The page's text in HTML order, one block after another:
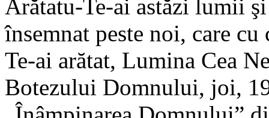
Arătatu-Te-ai astăzi lumii
însemnat peste noi, care
Te-ai arătat, Lumina Cea
Botezului Domnului, joi,